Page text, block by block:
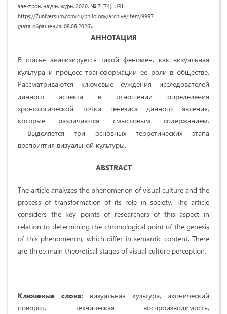
электрон. научн. журн. 2020. № 7 (74). URL:
https://7universum.com/ru/philology/archive/item/9997
(дата обращения: 08.08.2026).
АННОТАЦИЯ
В статье анализируется такой феномен, как визуальная
культура и процесс трансформации ее роли в обществе.
Рассматриваются ключевые суждения исследователей
данного аспекта в отношении определения
хронологической точки генезиса данного явления,
которые различаются смысловым содержанием.
Выделяется три основных теоретических этапа
восприятия визуальной культуры.
ABSTRACT
The article analyzes the phenomenon of visual culture and the
process of transformation of its role in society. The article
considers the key points of researchers of this aspect in
relation to determining the chronological point of the genesis
of this phenomenon, which differ in semantic content. There
are three main theoretical stages of visual culture perception.
Ключевые слова: визуальная культура, иконический
поворот, техническая воспроизводимость,